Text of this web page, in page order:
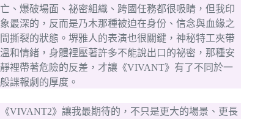
亡、爆破場面、祕密組織、跨國任務都很吸睛，但我印
象最深的，反而是乃木那種被迫在身份、信念與血緣之
間撕裂的狀態。堺雅人的表演也很關鍵，神秘特工夾帶
溫和情緒，身體裡壓著許多不能說出口的祕密，那種安
靜裡帶著危險的反差，才讓《VIVANT》有了不同於一
般諜報劇的厚度。
《VIVANT2》讓我最期待的，不只是更大的場景、更長